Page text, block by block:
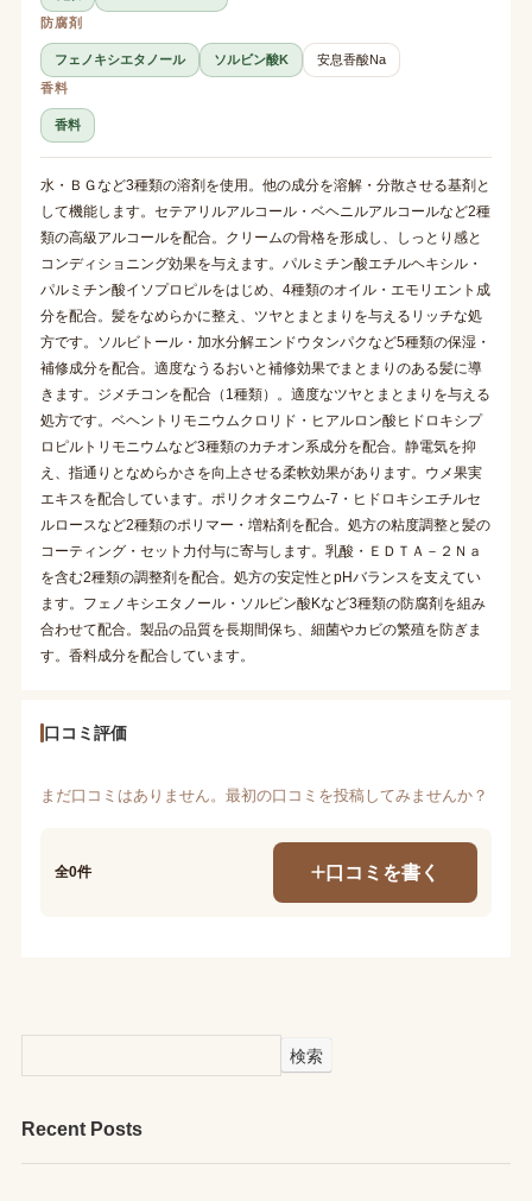
防腐剤
フェノキシエタノール ソルビン酸K
安息香酸Na
香料
香料
水・ＢＧなど3種類の溶剤を使用。他の成分を溶解・分散させる基剤と
して機能します。セテアリルアルコール・ベヘニルアルコールなど2種
類の高級アルコールを配合。クリームの骨格を形成し、しっとり感と
コンディショニング効果を与えます。パルミチン酸エチルヘキシル・
パルミチン酸イソプロピルをはじめ、4種類のオイル・エモリエント成
分を配合。髪をなめらかに整え、ツヤとまとまりを与えるリッチな処
方です。ソルビトール・加水分解エンドウタンパクなど5種類の保湿・
補修成分を配合。適度なうるおいと補修効果でまとまりのある髪に導
きます。ジメチコンを配合（1種類）。適度なツヤとまとまりを与える
処方です。ベヘントリモニウムクロリド・ヒアルロン酸ヒドロキシプ
ロピルトリモニウムなど3種類のカチオン系成分を配合。静電気を抑
え、指通りとなめらかさを向上させる柔軟効果があります。ウメ果実
エキスを配合しています。ポリクオタニウム-7・ヒドロキシエチルセ
ルロースなど2種類のポリマー・増粘剤を配合。処方の粘度調整と髪の
コーティング・セット力付与に寄与します。乳酸・ＥＤＴＡ－２Ｎａ
を含む2種類の調整剤を配合。処方の安定性とpHバランスを支えてい
ます。フェノキシエタノール・ソルビン酸Kなど3種類の防腐剤を組み
合わせて配合。製品の品質を長期間保ち、細菌やカビの繁殖を防ぎま
す。香料成分を配合しています。
口コミ評価
まだ口コミはありません。最初の口コミを投稿してみませんか？
全0件 口コミを書く
検索
Recent Posts